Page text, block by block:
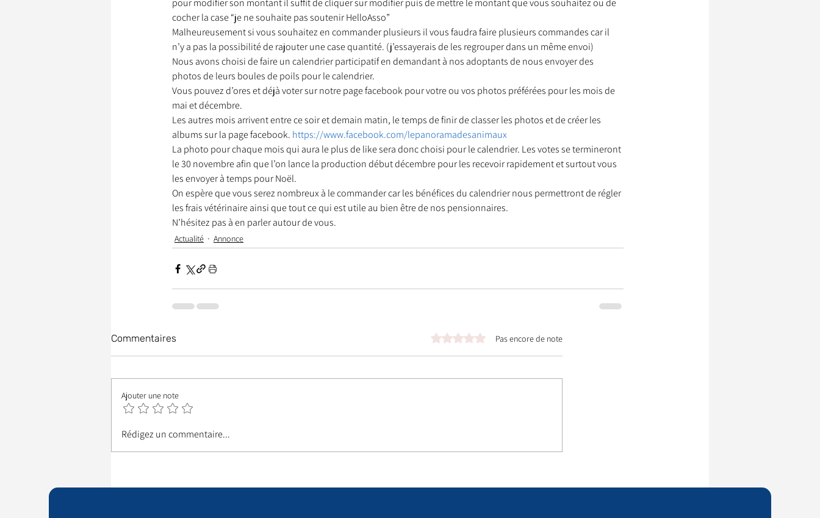
Garde d’Animaux Ils ont trouvé une famille Ils sont réservés Les Professionnels Animaliers
pour modifier son montant il suffit de cliquer sur modifier puis de mettre le montant que vous souhaitez ou de
cocher la case “je ne souhaite pas soutenir HelloAsso”
Malheureusement si vous souhaitez en commander plusieurs il vous faudra faire plusieurs commandes car il
n’y a pas la possibilité de rajouter une case quantité. (j’essayerais de les regrouper dans un même envoi)
Nous avons choisi de faire un calendrier participatif en demandant à nos adoptants de nous envoyer des
photos de leurs boules de poils pour le calendrier.
Vous pouvez d’ores et déjà voter sur notre page facebook pour votre ou vos photos préférées pour les mois de
mai et décembre.
Les autres mois arrivent entre ce soir et demain matin, le temps de finir de classer les photos et de créer les
albums sur la page facebook. https://www.facebook.com/lepanoramadesanimaux
La photo pour chaque mois qui aura le plus de like sera donc choisi pour le calendrier. Les votes se termineront
le 30 novembre afin que l’on lance la production début décembre pour les recevoir rapidement et surtout vous
les envoyer à temps pour Noël.
On espère que vous serez nombreux à le commander car les bénéfices du calendrier nous permettront de régler
les frais vétérinaire ainsi que tout ce qui est utile au bien être de nos pensionnaires.
N’hésitez pas à en parler autour de vous.
Actualité Annonce
Commentaires Noté 0 étoile sur 5.Pas encore de note
Ajouter une note
Rédigez un commentaire...